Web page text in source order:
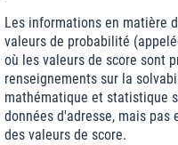
Les informations en matière
valeurs de probabilité
où les valeurs de score sont
renseignements sur la
mathématique et statistique
données d'adresse, mais
des valeurs de score.